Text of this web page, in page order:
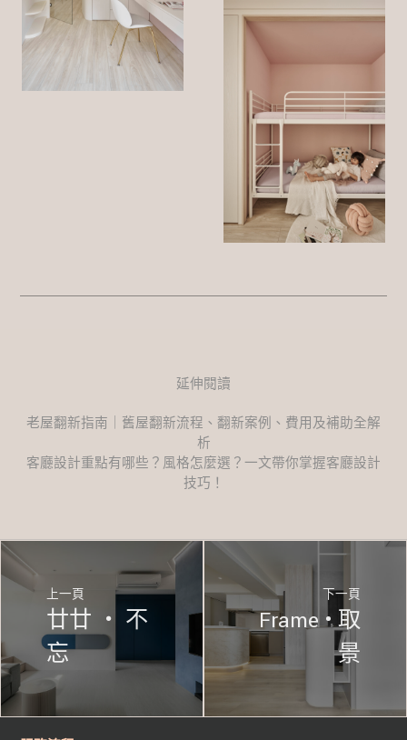
延伸閱讀
老屋翻新指南｜舊屋翻新流程、翻新案例、費用及補助全解
析
客廳設計重點有哪些？風格怎麼選？一文帶你掌握客廳設計
技巧！
上一頁
廿廿 ‧ 不
忘
下一頁
Frame • 取
景